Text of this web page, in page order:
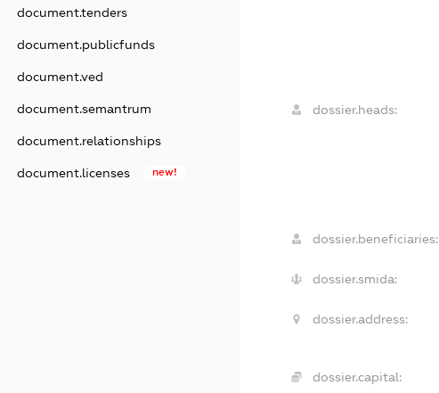
document.tenders
document.publicfunds
document.ved
document.semantrum
document.relationships
document.licenses new!
dossier.heads:
dossier.beneficiaries:
dossier.smida:
dossier.address:
dossier.capital: